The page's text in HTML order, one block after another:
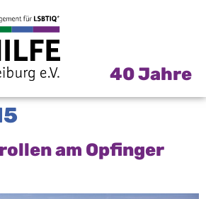
40 Jahre
am Opfinger